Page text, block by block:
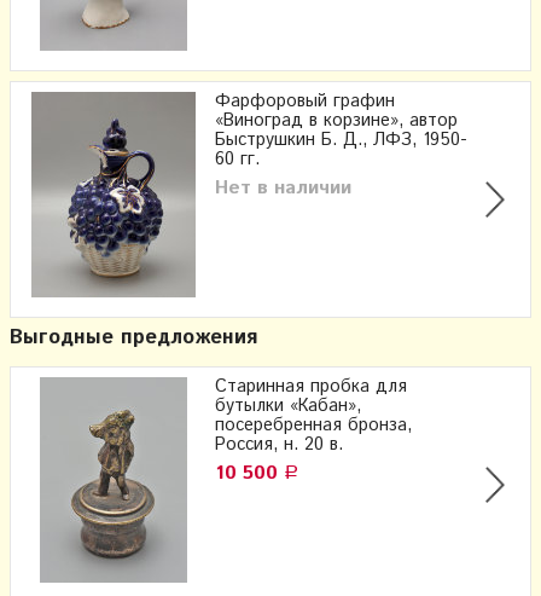
Фарфоровый графин
«Виноград в корзине», автор
Быструшкин Б. Д., ЛФЗ, 1950-
60 гг.
Нет в наличии
Выгодные предложения
Старинная пробка для
бутылки «Кабан»,
посеребренная бронза,
Россия, н. 20 в.
10 500 Р